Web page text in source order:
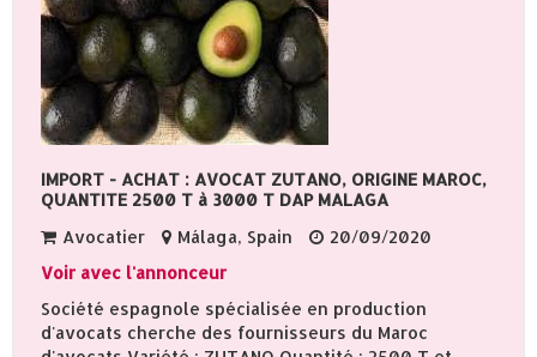
IMPORT - ACHAT : AVOCAT ZUTANO, ORIGINE MAROC,
QUANTITE 2500 T à 3000 T DAP MALAGA
Avocatier
Málaga, Spain
20/09/2020
Voir avec l'annonceur
Société espagnole spécialisée en production
d'avocats cherche des fournisseurs du Maroc